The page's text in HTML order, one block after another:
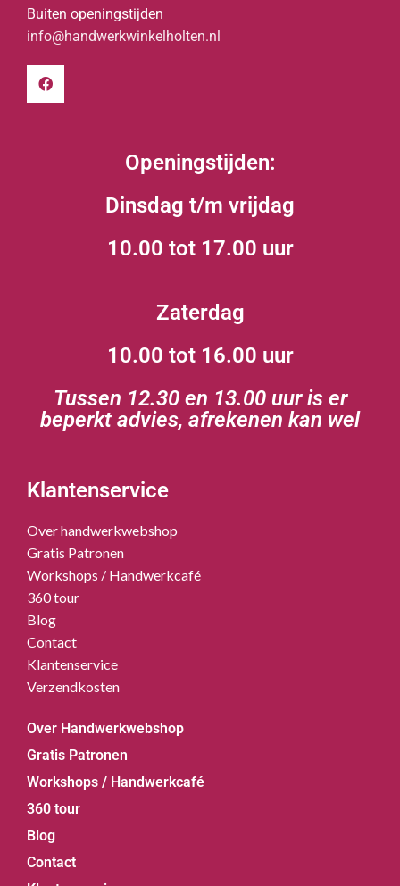
Buiten openingstijden
info@handwerkwinkelholten.nl
Openingstijden:
Dinsdag t/m vrijdag
10.00 tot 17.00 uur
Zaterdag
10.00 tot 16.00 uur
Tussen 12.30 en 13.00 uur is er
beperkt advies, afrekenen kan wel
Klantenservice
Over handwerkwebshop
Gratis Patronen
Workshops / Handwerkcafé
360 tour
Blog
Contact
Klantenservice
Verzendkosten
Over Handwerkwebshop
Gratis Patronen
Workshops / Handwerkcafé
360 tour
Blog
Contact